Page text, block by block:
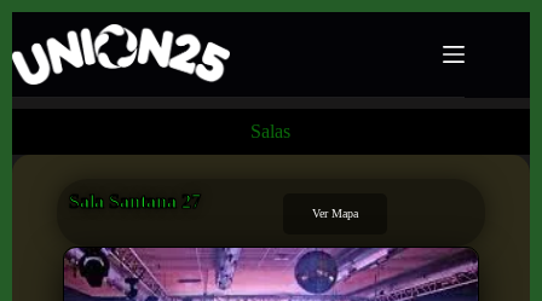
Salas
Sala Santana 27
Ver Mapa